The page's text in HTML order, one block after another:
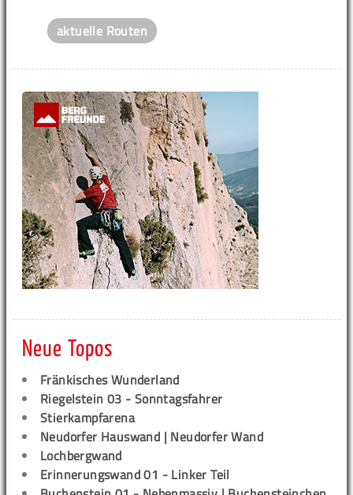
aktuelle Routen
Neue Topos
Fränkisches Wunderland
Riegelstein 03 - Sonntagsfahrer
Stierkampfarena
Neudorfer Hauswand | Neudorfer Wand
Lochbergwand
Erinnerungswand 01 - Linker Teil